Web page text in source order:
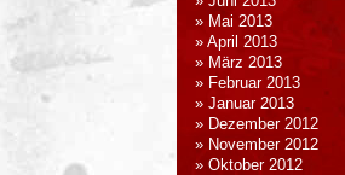
Mai 2013
April 2013
März 2013
Februar 2013
Januar 2013
Dezember 2012
November 2012
Oktober 2012